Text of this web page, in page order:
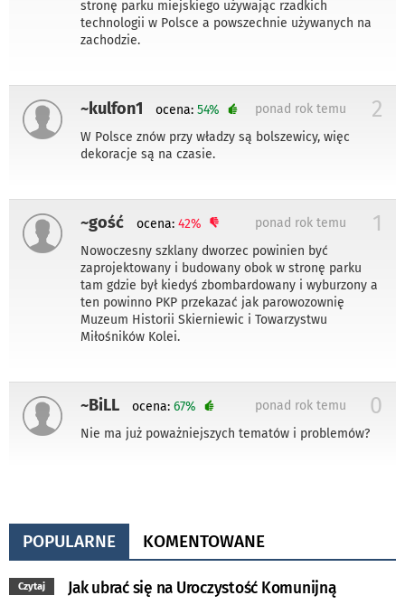
stronę parku miejskiego używając rzadkich
technologii w Polsce a powszechnie używanych na
zachodzie.
~kulfon1 2
ponad rok temu
ocena: 54%
W Polsce znów przy władzy są bolszewicy, więc
dekoracje są na czasie.
~gość 1
ponad rok temu
ocena: 42%
Nowoczesny szklany dworzec powinien być
zaprojektowany i budowany obok w stronę parku
tam gdzie był kiedyś zbombardowany i wyburzony a
ten powinno PKP przekazać jak parowozownię
Muzeum Historii Skierniewic i Towarzystwu
Miłośników Kolei.
~BiLL 0
ponad rok temu
ocena: 67%
Nie ma już poważniejszych tematów i problemów?
POPULARNE KOMENTOWANE
Czytaj Jak ubrać się na Uroczystość Komunijną